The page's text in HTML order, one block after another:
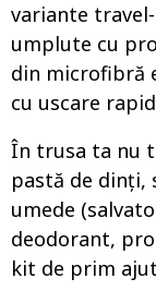
variante
umplute cu
din microfibră
cu uscare
În trusa ta nu
pastă de dinți,
umede
deodorant,
kit de prim